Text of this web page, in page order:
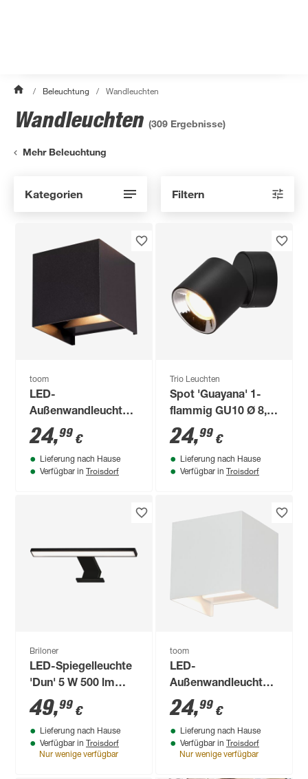
/ Beleuchtung / Wandleuchten
Wandleuchten (309 Ergebnisse)
Mehr Beleuchtung
Kategorien Filtern
toom
LED-
Außenwandleuchte
'Pula' 780 lm
warmweiß IP 44 10 x
10 x 10 cm
24,99 €
Lieferung nach Hause
Verfügbar in Troisdorf
Trio Leuchten
Spot 'Guayana' 1-
flammig GU10 Ø 8,7
x 12 cm
24,99 €
Lieferung nach Hause
Verfügbar in Troisdorf
Briloner
LED-Spiegelleuchte
'Dun' 5 W 500 lm
neutralweiß 30 x 3,6
x 10,3 cm
49,99 €
Lieferung nach Hause
Verfügbar in Troisdorf
Nur wenige verfügbar
toom
LED-
Außenwandleuchte
'Pula' 780 lm
warmweiß IP 44 10 x
10 x 10 cm
24,99 €
Lieferung nach Hause
Verfügbar in Troisdorf
Nur wenige verfügbar